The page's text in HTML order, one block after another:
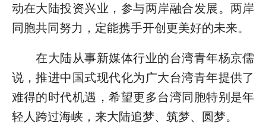
动在大陆投资兴业，参与两岸融合发展。两岸
同胞共同努力，定能携手开创更美好的未来。
在大陆从事新媒体行业的台湾青年杨京儒
说，推进中国式现代化为广大台湾青年提供了
难得的时代机遇，希望更多台湾同胞特别是年
轻人跨过海峡，来大陆追梦、筑梦、圆梦。